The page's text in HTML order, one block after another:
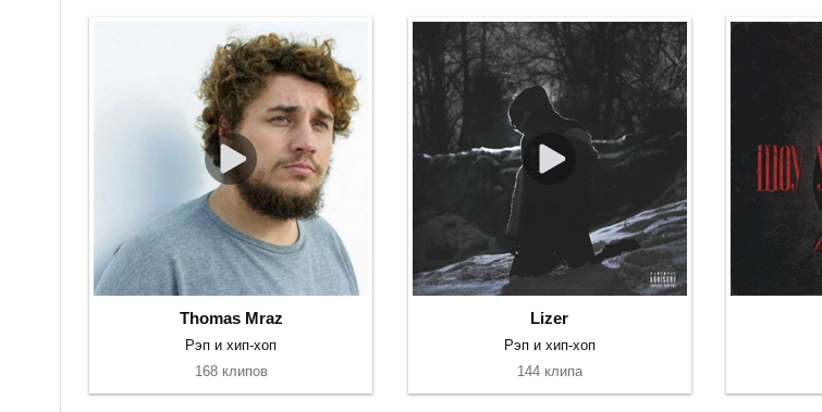
Thomas Mraz
Рэп и хип-хоп
168 клипов
Lizer
Рэп и хип-хоп
144 клипа